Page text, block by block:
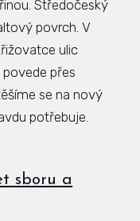
Středočeský
povrch. V
ulic
přes
se na nový
potřebuje.
sboru a